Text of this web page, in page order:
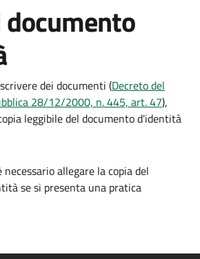
documento
dei documenti (Decreto del
28/12/2000, n. 445, art. 47),
leggibile del documento d'identità
necessario allegare la copia del
se si presenta una pratica